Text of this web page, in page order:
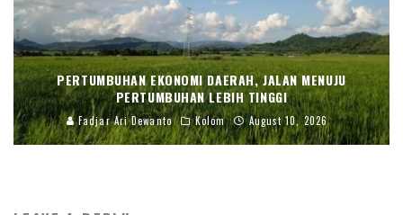
PERTUMBUHAN EKONOMI DAERAH, JALAN MENUJU
PERTUMBUHAN LEBIH TINGGI
Fadjar Ari Dewanto Kolom August 10, 2026